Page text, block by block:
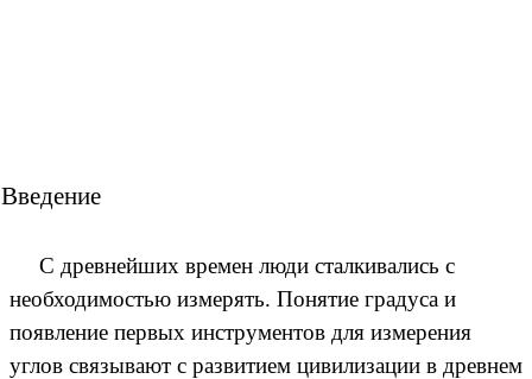
С древнейших времен люди сталкивались с
необходимостью измерять. Понятие градуса и
появление первых инструментов для измерения
углов связывают с развитием цивилизации в древнем